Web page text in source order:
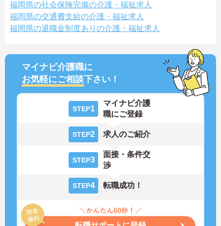
福岡県の社会保険完備の介護・福祉求人
福岡県の交通費支給の介護・福祉求人
福岡県の退職金制度ありの介護・福祉求人
マイナビ介護職に
お気軽にご相談下さい！
STEP1
マイナビ介護
職にご登録
STEP2 求人のご紹介
STEP3
面接・条件交
渉
STEP4 転職成功！